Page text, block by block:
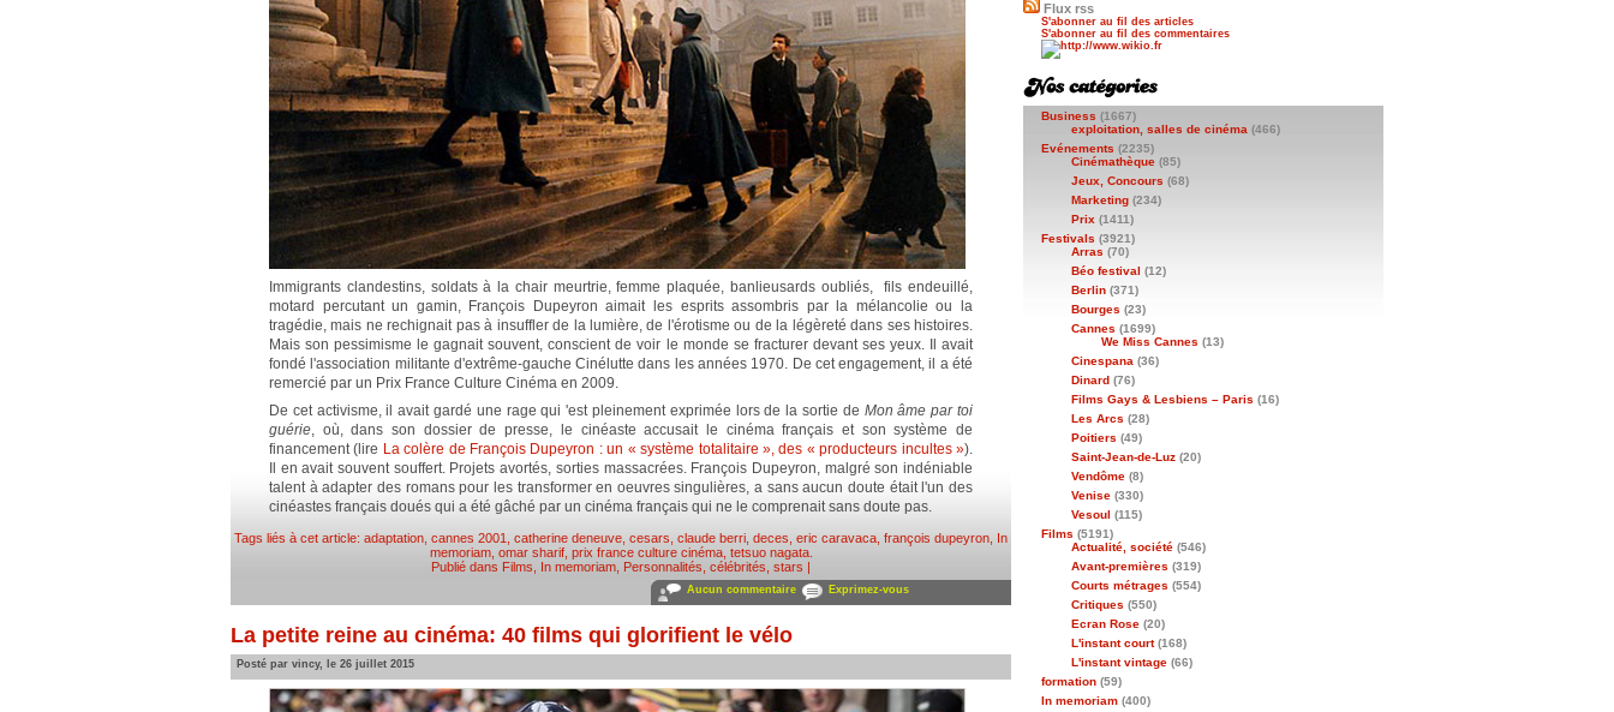
Immigrants clandestins, soldats à la chair meurtrie, femme plaquée, banlieusards oubliés, fils endeuillé,
motard percutant un gamin, François Dupeyron aimait les esprits assombris par la mélancolie ou la
tragédie, mais ne rechignait pas à insuffler de la lumière, de l'érotisme ou de la légèreté dans ses histoires.
Mais son pessimisme le gagnait souvent, conscient de voir le monde se fracturer devant ses yeux. Il avait
fondé l'association militante d'extrême-gauche Cinélutte dans les années 1970. De cet engagement, il a été
remercié par un Prix France Culture Cinéma en 2009.
De cet activisme, il avait gardé une rage qui 'est pleinement exprimée lors de la sortie de Mon âme par toi
guérie, où, dans son dossier de presse, le cinéaste accusait le cinéma français et son système de
financement (lire La colère de François Dupeyron : un « système totalitaire », des « producteurs incultes »).
Il en avait souvent souffert. Projets avortés, sorties massacrées. François Dupeyron, malgré son indéniable
talent à adapter des romans pour les transformer en oeuvres singulières, a sans aucun doute était l'un des
cinéastes français doués qui a été gâché par un cinéma français qui ne le comprenait sans doute pas.
Tags liés à cet article: adaptation cannes 2001 catherine deneuve cesars claude berri deces eric caravaca françois dupeyron In
memoriam, omar sharif, prix france culture cinéma, tetsuo nagata.
Publié dans Films In memoriam Personnalités, célébrités, stars |
Aucun commentaire Exprimez-vous
La petite reine au cinéma: 40 films qui glorifient le vélo
Posté par vincy, le 26 juillet 2015
Flux rss
S'abonner au fil des articles
S'abonner au fil des commentaires
Business (1667)
exploitation, salles de cinéma (466)
Evénements (2235)
Cinémathèque (85)
Jeux, Concours (68)
Marketing (234)
Prix (1411)
Festivals (3921)
Arras (70)
Béo festival (12)
Berlin (371)
Bourges (23)
Cannes (1699)
We Miss Cannes (13)
Cinespana (36)
Dinard (76)
Films Gays & Lesbiens – Paris (16)
Les Arcs (28)
Poitiers (49)
Saint-Jean-de-Luz (20)
Vendôme (8)
Venise (330)
Vesoul (115)
Films (5191)
Actualité, société (546)
Avant-premières (319)
Courts métrages (554)
Critiques (550)
Ecran Rose (20)
L'instant court(168)
L'instant vintage (66)
formation (59)
In memoriam (400)